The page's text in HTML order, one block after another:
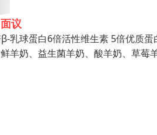
面议
乳球蛋白6倍活性维生素 5倍优质
羊奶、益生菌羊奶、酸羊奶、草莓